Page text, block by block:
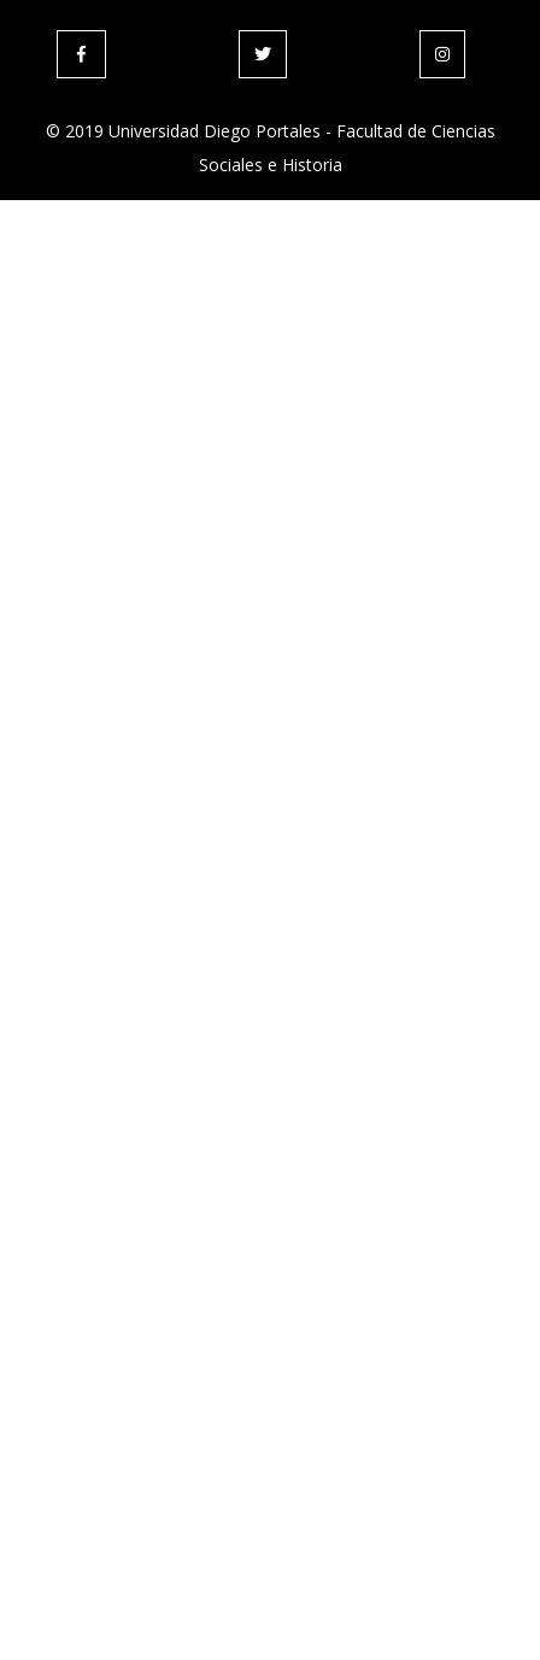
© 2019 Universidad Diego Portales - Facultad de Ciencias
Sociales e Historia